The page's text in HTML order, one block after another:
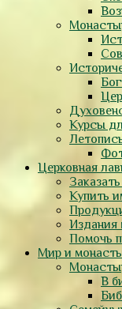
Курсы
Церковная
Купить
Издания
Помочь
Мир и
В